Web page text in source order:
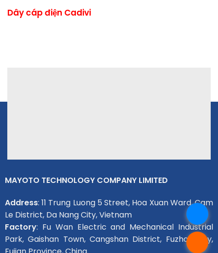
Dây cáp điện Cadivi
MAYOTO TECHNOLOGY COMPANY LIMITED
Address: 11 Trung Luong 5 Street, Hoa Xuan Ward, Cam
Le District, Da Nang City, Vietnam
Factory: Fu Wan Electric and Mechanical Industrial
Park, Gaishan Town, Cangshan District, Fuzhou City,